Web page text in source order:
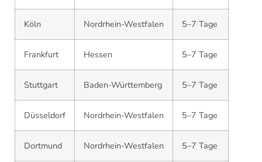
Köln Nordrhein-Westfalen 5–7 Tage
Frankfurt Hessen 5–7 Tage
Stuttgart Baden-Württemberg 5–7 Tage
Düsseldorf Nordrhein-Westfalen 5–7 Tage
Dortmund Nordrhein-Westfalen 5–7 Tage